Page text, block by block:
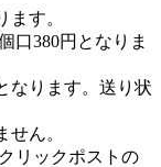
す。
口380円となりま
なります。送り状
ん。
リックポストの